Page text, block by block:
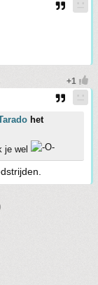
het
je wel